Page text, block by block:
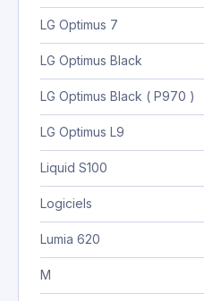
LG Optimus 7
LG Optimus Black
LG Optimus Black ( P970 )
LG Optimus L9
Liquid S100
Logiciels
Lumia 620
M